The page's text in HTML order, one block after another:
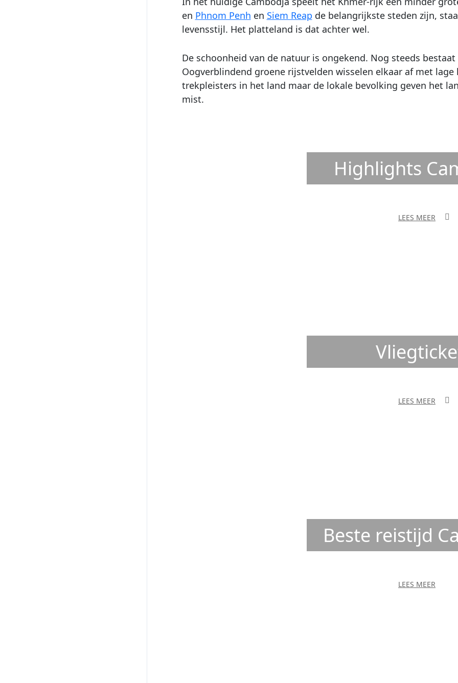
en Phnom Penh en Siem Reap de belangrijkste steden zijn,
levensstijl. Het platteland is dat achter wel.
De schoonheid van de natuur is ongekend. Nog steeds
Oogverblindend groene rijstvelden wisselen elkaar af met
trekpleisters in het land maar de lokale bevolking geven het
mist.
Highlights
LEES MEER
LEES MEER
Beste reistijd
LEES MEER